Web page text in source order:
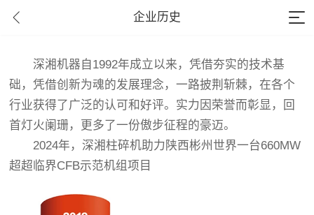
企业历史
深湘机器自1992年成立以来，凭借夯实的技术基
础，凭借创新为魂的发展理念，一路披荆斩棘，在各个
行业获得了广泛的认可和好评。实力因荣誉而彰显，回
首灯火阑珊，更多了一份傲步征程的豪迈。
2024年，深湘柱碎机助力陕西彬州世界一台660MW
超超临界CFB示范机组项目